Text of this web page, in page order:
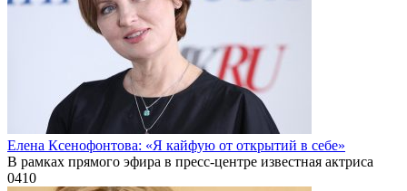
Елена Ксенофонтова: «Я кайфую от открытий в себе»
В рамках прямого эфира в пресс-центре известная актриса
0410